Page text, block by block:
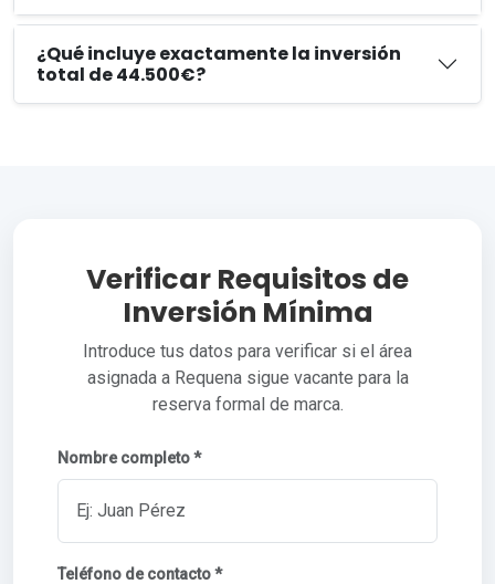
¿Qué incluye exactamente la inversión
total de 44.500€?
Verificar Requisitos de
Inversión Mínima
Introduce tus datos para verificar si el área
asignada a Requena sigue vacante para la
reserva formal de marca.
Nombre completo *
Teléfono de contacto *